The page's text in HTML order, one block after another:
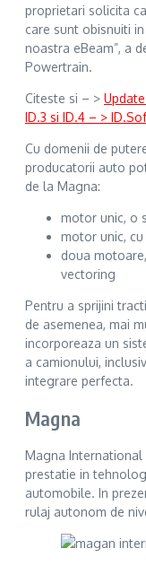
proprietari solicita
care sunt obisnuiti
noastra eBeam”, a
Powertrain.
Citeste si – >
ID.3 si ID.4 – >
Cu domenii de
producatorii auto
de la Magna:
motor unic, o
motor unic,
doua
vectoring
Pentru a sprijini
de asemenea, mai
incorporeaza un
a camionului,
integrare perfecta.
Magna
Magna International
prestatie in
automobile. In
rulaj autonom de